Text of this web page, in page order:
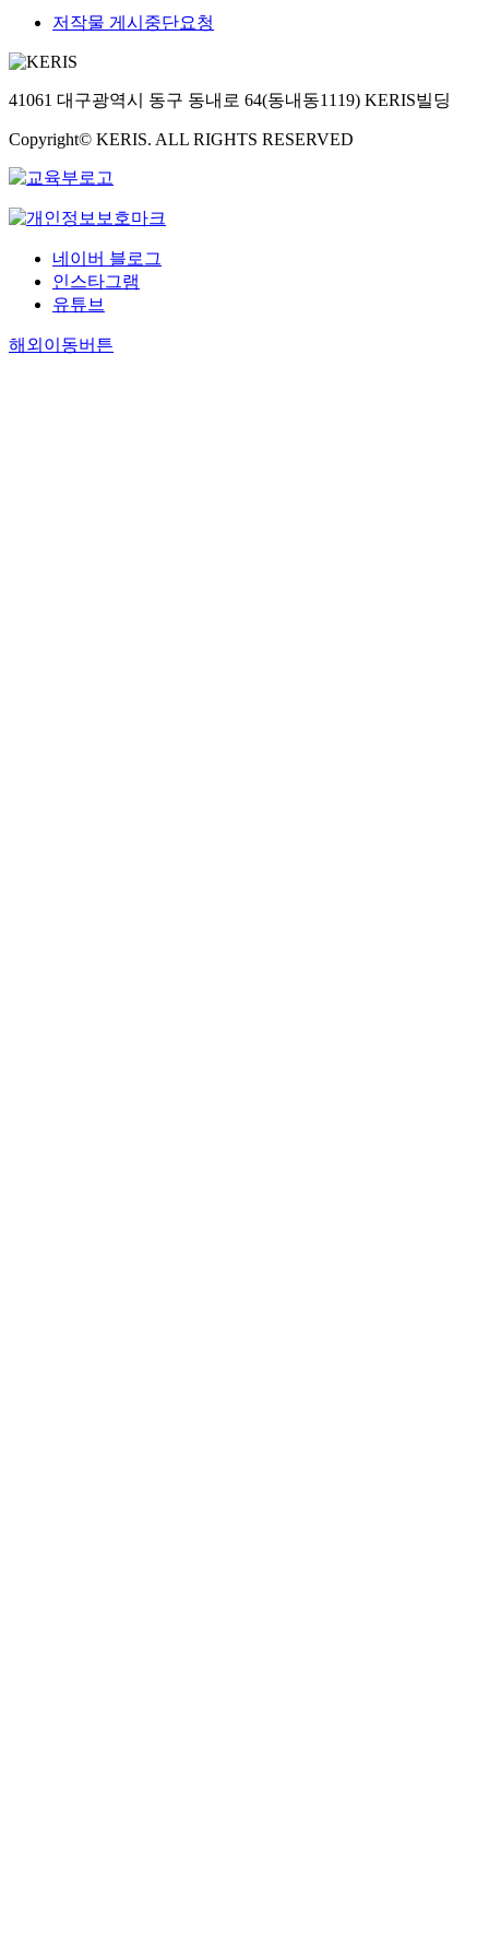
저작물 게시중단요청
41061 대구광역시 동구 동내로 64(동내동1119) KERIS빌딩
Copyright© KERIS. ALL RIGHTS RESERVED
네이버 블로그
인스타그램
유튜브
해외이동버튼